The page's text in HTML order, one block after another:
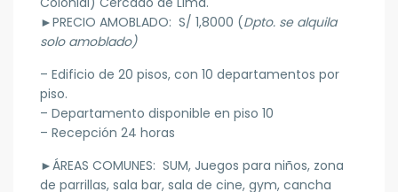
►PRECIO AMOBLADO: S/ 1,8000 (Dpto. se alquila
solo amoblado)
– Edificio de 20 pisos, con 10 departamentos por
piso.
– Departamento disponible en piso 10
– Recepción 24 horas
►ÁREAS COMUNES: SUM, Juegos para niños, zona
de parrillas, sala bar, sala de cine, gym, cancha